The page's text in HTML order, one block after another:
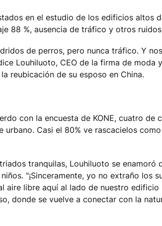
en el estudio de los edificios altos
88 %, ausencia de tráfico y otros
de perros, pero nunca tráfico. Y
Louhiluoto, CEO de la firma de moda
reubicación de su esposo en China.
con la encuesta de KONE, cuatro de
Casi el 80% ve rascacielos
tranquilas, Louhiluoto se enamoró
"¡Sinceramente, yo no extraño los
libre aquí al lado de nuestro edificio
donde se vuelve a conectar con la